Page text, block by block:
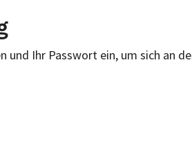
und Ihr Passwort ein, um sich an